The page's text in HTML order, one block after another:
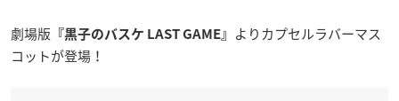
劇場版 『黒子のバスケ LAST GAME』
よりカプセルラバーマス
コットが登場！